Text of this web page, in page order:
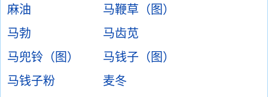
麻油
马鞭草（图）
马勃
马齿苋
马兜铃（图）
马钱子（图）
马钱子粉
麦冬